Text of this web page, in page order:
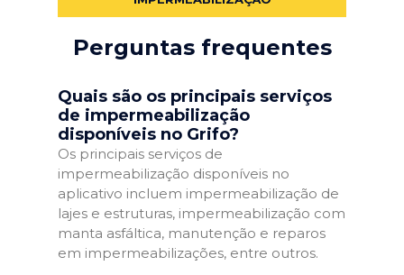
Perguntas frequentes
Quais são os principais serviços
de impermeabilização
disponíveis no Grifo?
Os principais serviços de
impermeabilização disponíveis no
aplicativo incluem impermeabilização de
lajes e estruturas, impermeabilização com
manta asfáltica, manutenção e reparos
em impermeabilizações, entre outros.